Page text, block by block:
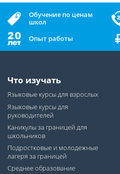
Обучение по ценам
школ
Опыт работы
Что изучать
Языковые курсы для взрослых
Языковые курсы для
руководителей
Каникулы за границей для
школьников
Подростковые и молодежные
лагеря за границей
Среднее образование